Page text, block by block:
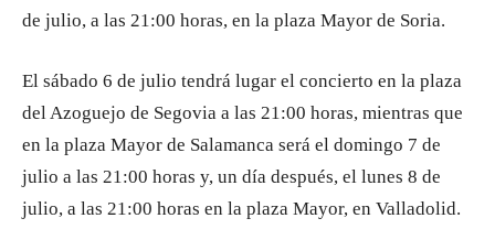
de julio, a las 21:00 horas, en la plaza Mayor de Soria.
El sábado 6 de julio tendrá lugar el concierto en la plaza
del Azoguejo de Segovia a las 21:00 horas, mientras que
en la plaza Mayor de Salamanca será el domingo 7 de
julio a las 21:00 horas y, un día después, el lunes 8 de
julio, a las 21:00 horas en la plaza Mayor, en Valladolid.